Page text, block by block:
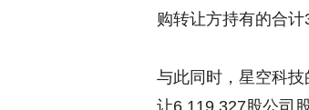
购转让方持有的合计
与此同时，星空科
让6,119,327股公司